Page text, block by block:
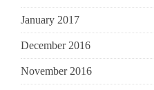
January 2017
December 2016
November 2016